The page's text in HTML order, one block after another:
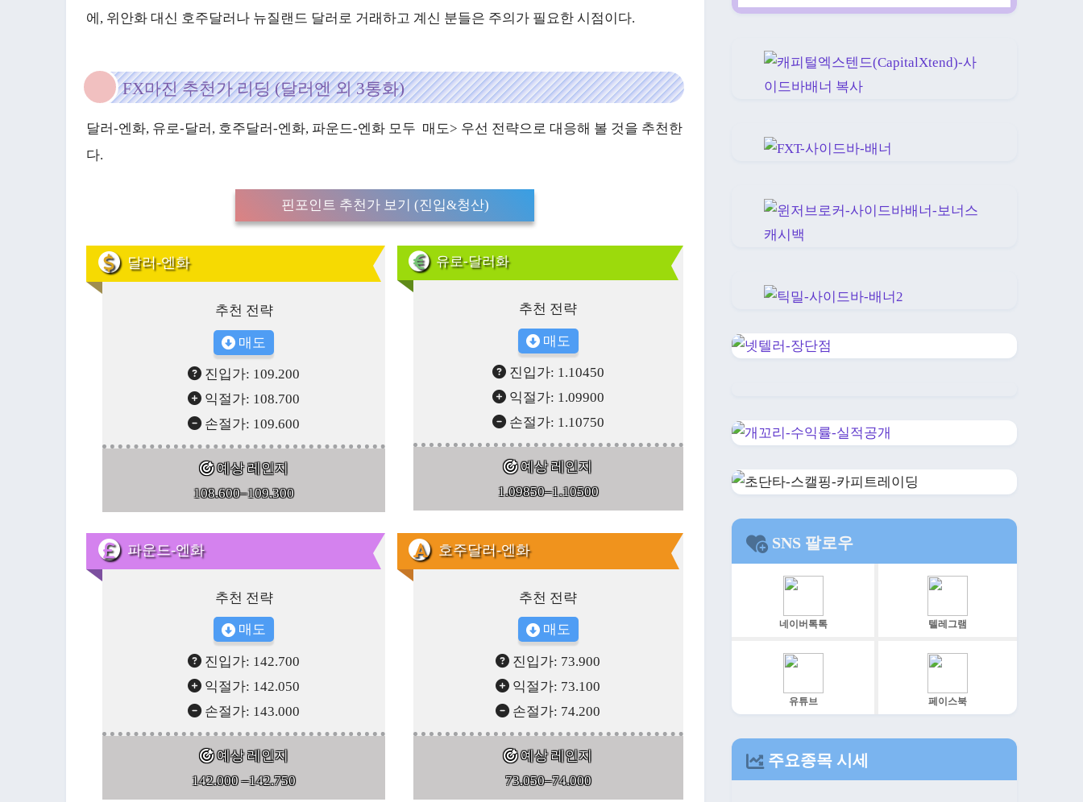
에, 위안화 대신 호주달러나 뉴질랜드 달러로 거래하고 계신 분들은 주의가 필요한 시점이다.
FX마진 추천가 리딩 (달러엔 외 3통화)
달러-엔화, 유로-달러, 호주달러-엔화, 파운드-엔화 모두 매도> 우선 전략으로 대응해 볼 것을 추천한
다.
핀포인트 추천가 보기 (진입&청산)
달러-엔화
추천 전략
매도
진입가: 109.200
익절가: 108.700
손절가: 109.600
예상 레인지
108.600–109.300
유로-달러화
추천 전략
매도
진입가: 1.10450
익절가: 1.09900
손절가: 1.10750
예상 레인지
1.09850–1.10500
파운드-엔화
추천 전략
매도
진입가: 142.700
익절가: 142.050
손절가: 143.000
예상 레인지
142.000 –142.750
호주달러-엔화
추천 전략
매도
진입가: 73.900
익절가: 73.100
손절가: 74.200
예상 레인지
73.050–74.000
SNS 팔로우
네이버톡톡 텔레그램
유튜브 페이스북
주요종목 시세